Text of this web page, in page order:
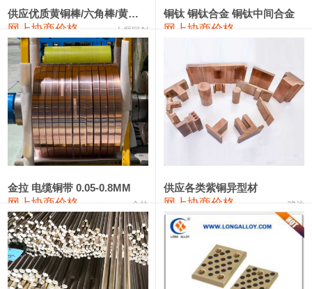
金属硅3303#-2202# 10,400—14,200 12,300 0
漆包线 111,970—115,970 113,970
磷铜合金 110,800—117,600 114,200 400
无氧铜丝(硬) 109,710—110,010 109,860
R410A专用紫铜管 113,700—113,700
铸造铝合金锭(A380） 26,300—26,500 26,400 100
铝合金ADC12 24,200—24,400 100
铸造铝合金锭(ZL102) 24,300—24,500 24,400
供应优质黄铜棒/六角棒/黄铜方板
网上协商价格 十堰同创
铜钛 铜钛合金 铜钛中间合金
网上协商价格
金拉 电缆铜带 0.05-0.8MM
网上协商价格 金拉
供应各类紫铜异型材
网上协商价格 骏达